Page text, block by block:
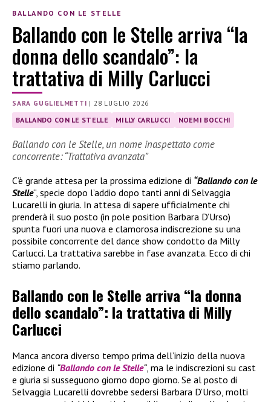
BALLANDO CON LE STELLE
Ballando con le Stelle arriva “la
donna dello scandalo”: la
trattativa di Milly Carlucci
SARA GUGLIELMETTI |28 LUGLIO 2026
BALLANDO CON LE STELLE MILLY CARLUCCI NOEMI BOCCHI
Ballando con le Stelle, un nome inaspettato come
concorrente: “Trattativa avanzata”
C’è grande attesa per la prossima edizione di “Ballando con le
Stelle“, specie dopo l’addio dopo tanti anni di Selvaggia
Lucarelli in giuria. In attesa di sapere ufficialmente chi
prenderà il suo posto (in pole position Barbara D’Urso)
spunta fuori una nuova e clamorosa indiscrezione su una
possibile concorrente del dance show condotto da Milly
Carlucci. La trattativa sarebbe in fase avanzata. Ecco di chi
stiamo parlando.
Ballando con le Stelle arriva “la donna
dello scandalo”: la trattativa di Milly
Carlucci
Manca ancora diverso tempo prima dell’inizio della nuova
edizione di “Ballando con le Stelle“, ma le indiscrezioni su cast
e giuria si susseguono giorno dopo giorno. Se al posto di
Selvaggia Lucarelli dovrebbe sedersi Barbara D’Urso, molti